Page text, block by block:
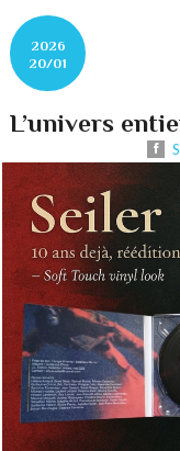
2026
20/01
L’univers